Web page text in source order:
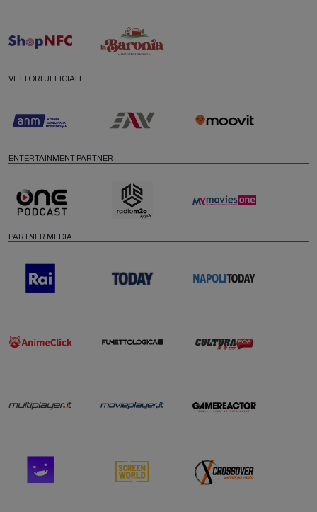
VETTORI UFFICIALI
ENTERTAINMENT PARTNER
PARTNER MEDIA